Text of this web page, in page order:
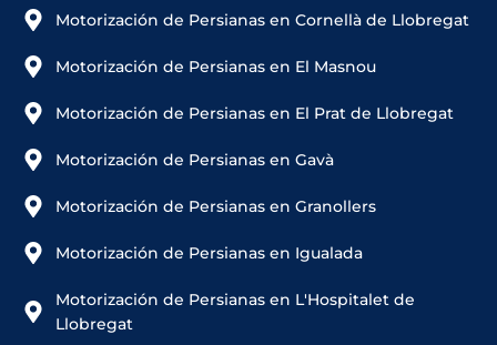
Motorización de Persianas en Cornellà de Llobregat
Motorización de Persianas en El Masnou
Motorización de Persianas en El Prat de Llobregat
Motorización de Persianas en Gavà
Motorización de Persianas en Granollers
Motorización de Persianas en Igualada
Motorización de Persianas en L'Hospitalet de
Llobregat